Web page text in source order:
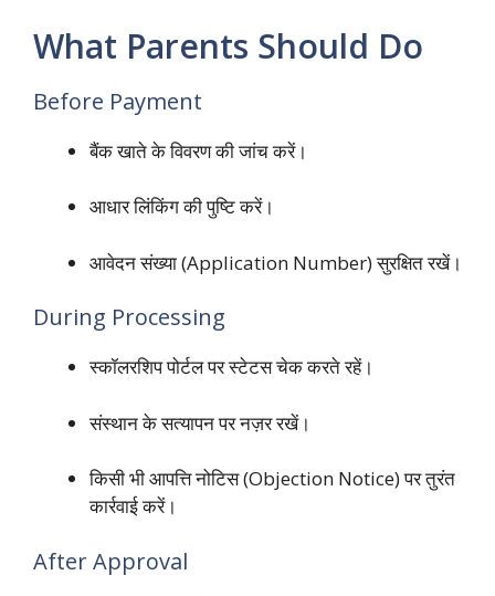
What Parents Should Do
Before Payment
बैंक खाते के विवरण की जांच करें।
आधार लिंकिंग की पुष्टि करें।
आवेदन संख्या (Application Number) सुरक्षित रखें।
During Processing
स्कॉलरशिप पोर्टल पर स्टेटस चेक करते रहें।
संस्थान के सत्यापन पर नज़र रखें।
किसी भी आपत्ति नोटिस (Objection Notice) पर तुरंत
कार्रवाई करें।
After Approval